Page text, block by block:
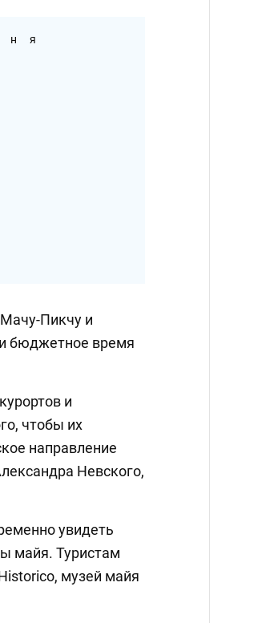
Пикчу и
бюджетное время
и
чтобы их
направление
Невского,
увидеть
майя. Туристам
музей майя